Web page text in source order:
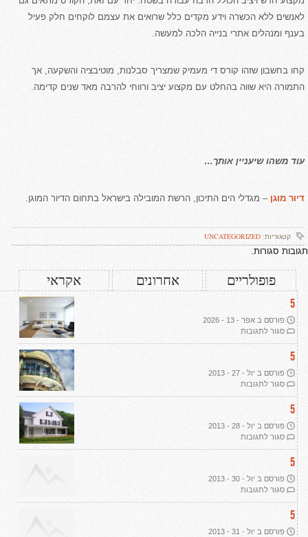
לאנשים ללא הכשרה וידע מקדים כלל שרואים את עצמם לוקחים חלק פעיל
בענף ומנהלים אתרי בנייה הלכה למעשה.
קחו בחשבון שזהו קורס די מעמיק שמצריך סבלנות, מוטיבציה והשקעה, אך
התמורה היא שווה בהחלט עם מקצוע יציב ורווחי להרבה מאד שנים קדימה.
עוד משהו שיעניין אותך…
דיור מוגן – מגדלי הים התיכון, הרשת המובילה בישראל בתחום הדיור המוגן.
קטגוריות: UNCATEGORIZED
תגובות סגורות.
פופולריים אחרונים אקראי
5
פורסם ב אפר - 13 - 2026
סגור לתגובותעל
ב-2026:
שבעה
עקרונות
אמיתית
5
פורסם ב יול - 27 - 2013
סגור לתגובותעל
5
פורסם ב יול - 28 - 2013
סגור לתגובותעל
5
פורסם ב יול - 30 - 2013
סגור לתגובותעל
5
פורסם ב יול - 31 - 2013